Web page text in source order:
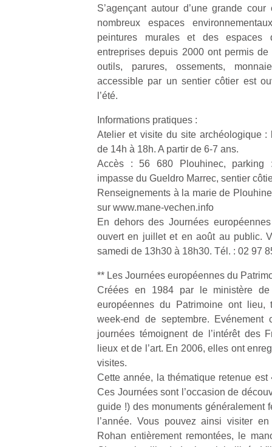
S’agençant autour d’une grande
nombreux espaces
peintures murales et des espaces
entreprises depuis 2000 ont permis
outils, parures, ossements,
accessible par un sentier côtier est
l’été.
Informations pratiques :
Atelier et visite du site archéologique :
de 14h à 18h. A partir de 6-7 ans.
Accès : 56 680 Plouhinec, parking
impasse du Gueldro Marrec, sentier
Renseignements à la marie de
sur www.mane-vechen.info
En dehors des Journées
ouvert en juillet et en août au public.
samedi de 13h30 à 18h30. Tél. : 02 97
** Les Journées européennes du
Créées en 1984 par le ministère
européennes du Patrimoine ont
week-end de septembre.
journées témoignent de l’intérêt des
lieux et de l’art. En 2006, elles ont
visites.
Cette année, la thématique retenue
Ces Journées sont l’occasion de
guide !) des monuments généralement
l’année. Vous pouvez ainsi visiter
Rohan entièrement remontées, le
NextGen,
une
nouvelle
trottinette
mécanique
Beeper
Les
enfants
débordent
d’énergie.
Varier les
occupations
toujours
simple.
Conjuguer
activité
physique
Des
trampolines
pour les
grands et
les petits !
Durant les
vacances
estivales
et avec le
beaux
jours, c’est
rêvée
pour les
enfants
de…
de